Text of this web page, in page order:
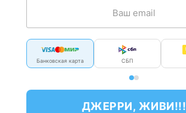
Банковская карта СБП
ДЖЕРРИ, ЖИВИ!!!